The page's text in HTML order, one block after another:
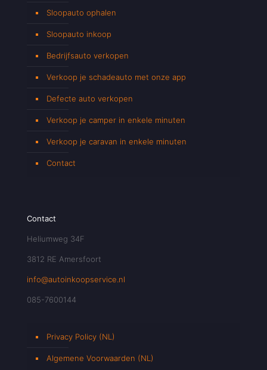
Sloopauto ophalen
Sloopauto inkoop
Bedrijfsauto verkopen
Verkoop je schadeauto met onze app
Defecte auto verkopen
Verkoop je camper in enkele minuten
Verkoop je caravan in enkele minuten
Contact
Contact
Heliumweg 34F
3812 RE Amersfoort
info@autoinkoopservice.nl
085-7600144
Privacy Policy (NL)
Algemene Voorwaarden (NL)